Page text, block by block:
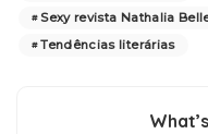
Sexy revista Nathalia
Tendências literárias